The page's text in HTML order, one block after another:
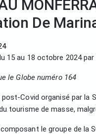
De
15 au 18 octobre 2024
le Globe numéro 164
post-Covid organisé par la
tourisme de masse,
le groupe de la